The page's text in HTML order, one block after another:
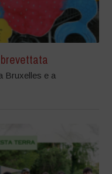
Bruxelles e a